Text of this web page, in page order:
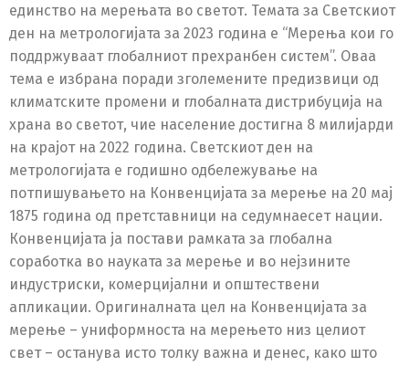
единство на мерењата во светот. Темата за Светскиот
ден на метрологијата за 2023 година е “Мерења кои го
поддржуваат глобалниот прехранбен систем”. Оваа
тема е избрана поради зголемените предизвици од
климатските промени и глобалната дистрибуција на
храна во светот, чие население достигна 8 милијарди
на крајот на 2022 година. Светскиот ден на
метрологијата е годишно одбележување на
потпишувањето на Конвенцијата за мерење на 20 мај
1875 година од претставници на седумнаесет нации.
Конвенцијата ја постави рамката за глобална
соработка во науката за мерење и во нејзините
индустриски, комерцијални и општествени
апликации. Оригиналната цел на Конвенцијата за
мерење – униформноста на мерењето низ целиот
свет – останува исто толку важна и денес, како што